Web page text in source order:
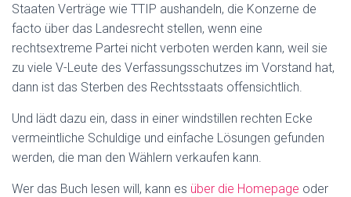
Staaten Verträge wie TTIP aushandeln, die Konzerne de
facto über das Landesrecht stellen, wenn eine
rechtsextreme Partei nicht verboten werden kann, weil sie
zu viele V-Leute des Verfassungsschutzes im Vorstand hat,
dann ist das Sterben des Rechtsstaats offensichtlich.
Und lädt dazu ein, dass in einer windstillen rechten Ecke
vermeintliche Schuldige und einfache Lösungen gefunden
werden, die man den Wählern verkaufen kann.
Wer das Buch lesen will, kann es über die Homepage oder